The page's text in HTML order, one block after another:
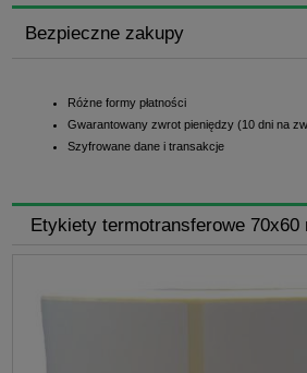
Bezpieczne zakupy
Różne formy płatności
Gwarantowany zwrot pieniędzy (10 dni na
Szyfrowane dane i transakcje
Etykiety termotransferowe 70x60